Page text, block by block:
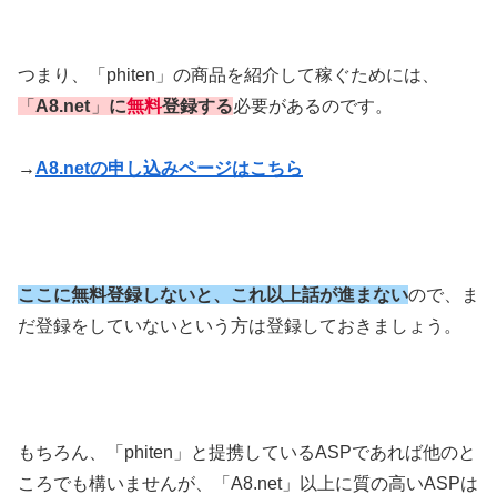
つまり、「phiten」の商品を紹介して稼ぐためには、
「 A8.net 」 に無料登録する必要があるのです。
→A8.netの申し込みページはこちら
ここに無料登録しないと、これ以上話が進まないので、ま
だ登録をしていないという方は登録しておきましょう。
もちろん、「phiten」と提携しているASPであれば他のと
ころでも構いませんが、「A8.net」以上に質の高いASPは